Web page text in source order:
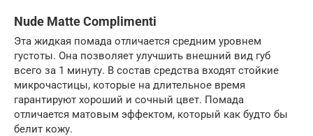
Nude Matte Complimenti
Эта жидкая помада отличается средним уровнем
густоты. Она позволяет улучшить внешний вид губ
всего за 1 минуту. В состав средства входят стойкие
микрочастицы, которые на длительное время
гарантируют хороший и сочный цвет. Помада
отличается матовым эффектом, который как будто бы
белит кожу.